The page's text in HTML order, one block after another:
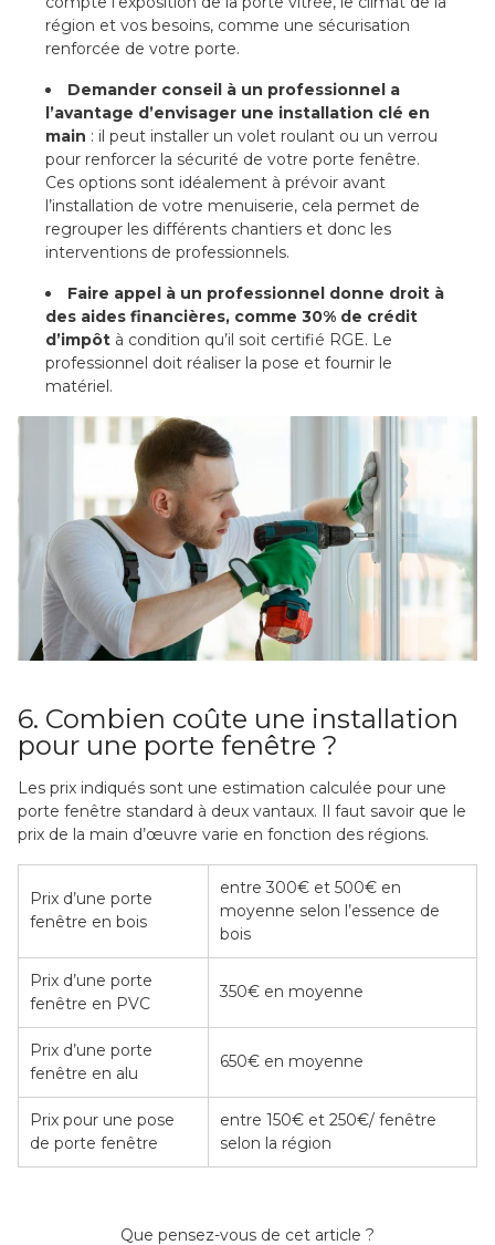
région et vos besoins, comme une sécurisation
renforcée de votre porte.
Demander conseil à un professionnel a
l’avantage d’envisager une installation clé en
main : il peut installer un volet roulant ou un verrou
pour renforcer la sécurité de votre porte fenêtre.
Ces options sont idéalement à prévoir avant
l’installation de votre menuiserie, cela permet de
regrouper les différents chantiers et donc les
interventions de professionnels.
Faire appel à un professionnel donne droit à
des aides financières, comme 30% de crédit
d’impôt à condition qu’il soit certifié RGE. Le
professionnel doit réaliser la pose et fournir le
matériel.
6. Combien coûte une installation
pour une porte fenêtre ?
Les prix indiqués sont une estimation calculée pour une
porte fenêtre standard à deux vantaux. Il faut savoir que le
prix de la main d’œuvre varie en fonction des régions.
Prix d’une porte
fenêtre en bois
entre 300€ et 500€ en
moyenne selon l’essence de
bois
Prix d’une porte
fenêtre en PVC
350€ en moyenne
Prix d’une porte
fenêtre en alu
650€ en moyenne
Prix pour une pose
de porte fenêtre
entre 150€ et 250€/ fenêtre
selon la région
Que pensez-vous de cet article ?